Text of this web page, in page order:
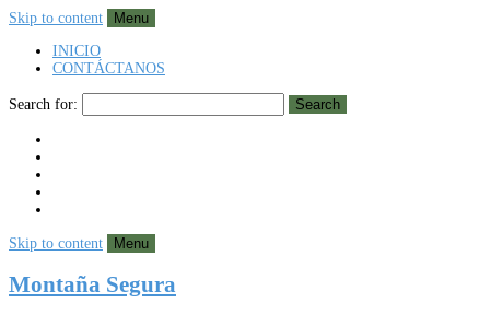
Skip to content
Menu
INICIO
CONTÁCTANOS
Search for: Search
Skip to content Menu
Montaña Segura